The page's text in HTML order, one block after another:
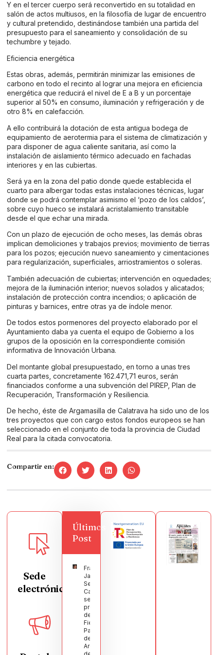
Y en el tercer cuerpo será reconvertido en su totalidad en
salón de actos multiusos, en la filosofía de lugar de encuentro
y cultural pretendido, destinándose también una partida del
presupuesto para el saneamiento y consolidación de su
techumbre y tejado.
Eficiencia energética
Estas obras, además, permitirán minimizar las emisiones de
carbono en todo el recinto al lograr una mejora en eficiencia
energética que reducirá el nivel de E a B y un porcentaje
superior al 50% en consumo, iluminación y refrigeración y de
otro 8% en calefacción.
A ello contribuirá la dotación de esta antigua bodega de
equipamiento de aerotermia para el sistema de climatización y
para disponer de agua caliente sanitaria, así como la
instalación de aislamiento térmico adecuado en fachadas
interiores y en las cubiertas.
Será ya en la zona del patio donde quede establecida el
cuarto para albergar todas estas instalaciones técnicas, lugar
donde se podrá contemplar asimismo el ‘pozo de los caldos’,
sobre cuyo hueco se instalará acristalamiento transitable
desde el que echar una mirada.
Con un plazo de ejecución de ocho meses, las demás obras
implican demoliciones y trabajos previos; movimiento de tierras
para los pozos; ejecución nuevo saneamiento y cimentaciones
para regularización, superficiales, arriostramientos o soleras.
También adecuación de cubiertas; intervención en oquedades;
mejora de la iluminación interior; nuevos solados y alicatados;
instalación de protección contra incendios; o aplicación de
pinturas y barnices, entre otras ya de índole menor.
De todos estos pormenores del proyecto elaborado por el
Ayuntamiento daba ya cuenta el equipo de Gobierno a los
grupos de la oposición en la correspondiente comisión
informativa de Innovación Urbana.
Del montante global presupuestado, en torno a unas tres
cuarta partes, concretamente 162.471,71 euros, serán
financiados conforme a una subvención del PIREP, Plan de
Recuperación, Transformación y Resiliencia.
De hecho, éste de Argamasilla de Calatrava ha sido uno de los
tres proyectos que con cargo estos fondos europeos se han
seleccionado en el conjunto de toda la provincia de Ciudad
Real para la citada convocatoria.
Compartir en:
Sede
electrónica
Últimos
Post
Francisco
Javier
Segura
Castellanos
será el
pregonero
de las
Fiestas
Patronales
de
Argamasilla